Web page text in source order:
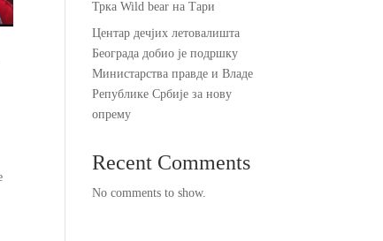
Трка Wild bear на Тари
Центар дечјих летовалишта
Београда добио је подршку
Министарства правде и Владе
Републике Србије за нову
опрему
Recent Comments
No comments to show.